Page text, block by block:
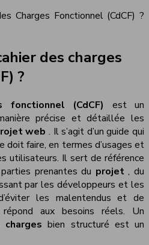
Charges Fonctionnel (CdCF) ?
des charges
?
fonctionnel (CdCF) est un
précise et détaillée les
web. Il s’agit d’un guide qui
doit faire, en termes d’usages et
utilisateurs. Il sert de référence
prenantes du projet, du
par les développeurs et les
les malentendus et de
répond aux besoins réels. Un
chargesbien structuré est un